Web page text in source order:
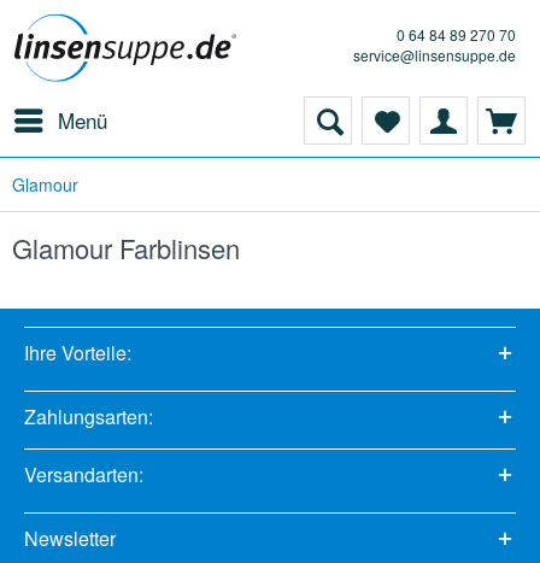
0 64 84 89 270 70
service@linsensuppe.de
Menü
Glamour
Glamour Farblinsen
Ihre Vorteile:
Zahlungsarten:
Versandarten:
Newsletter